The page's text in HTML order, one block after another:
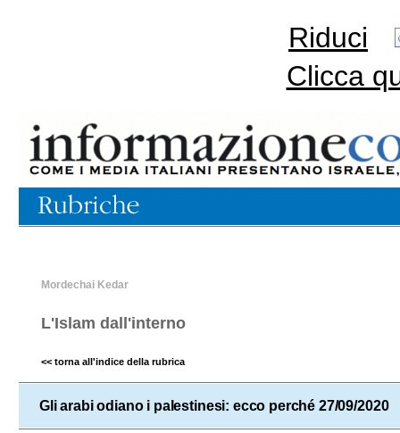
Riduci
Clicca
Mordechai Kedar
L'Islam dall'interno
<< torna all'indice della rubrica
Gli arabi odiano i palestinesi: ecco perché 27/09/2020